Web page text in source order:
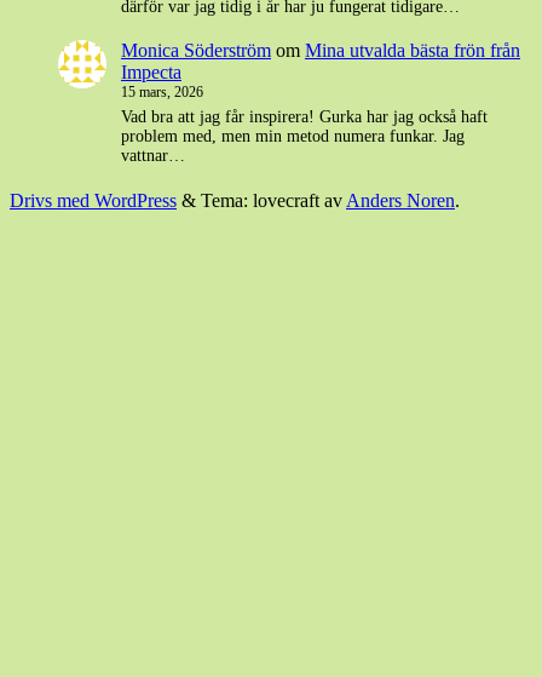
därför var jag tidig i år har ju fungerat tidigare…
Monica Söderström om Mina utvalda bästa frön från
Impecta
15 mars, 2026
Vad bra att jag får inspirera! Gurka har jag också haft
problem med, men min metod numera funkar. Jag
vattnar…
Drivs med WordPress & Tema: lovecraft av Anders Noren.